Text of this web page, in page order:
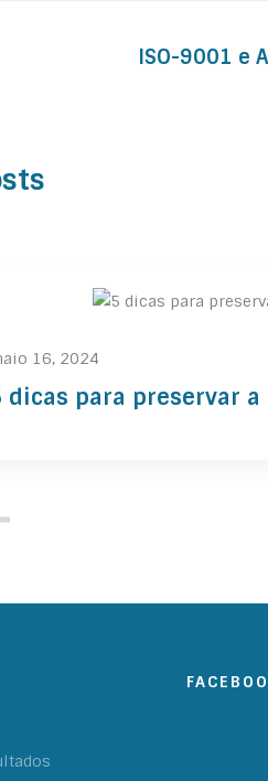
ISO-9001 e
16, 2024
dicas para preservar